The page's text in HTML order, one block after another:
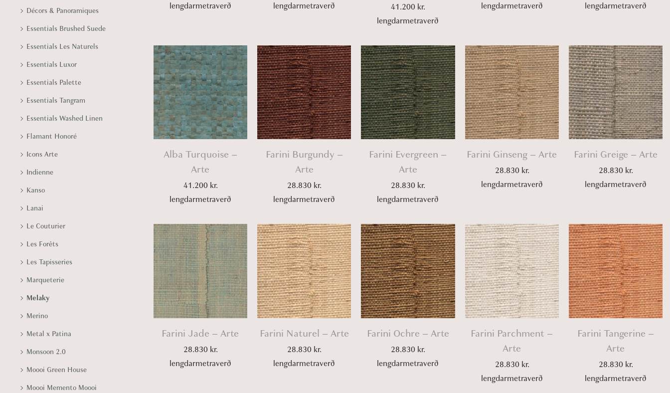
lengdarmetraverð
lengdarmetraverð
41.200 kr.
lengdarmetraverð
lengdarmetraverð
lengdarmetraverð
Alba Turquoise –
Arte
41.200 kr.
lengdarmetraverð
Farini Burgundy –
Arte
28.830 kr.
lengdarmetraverð
Farini Evergreen –
Arte
28.830 kr.
lengdarmetraverð
Farini Ginseng – Arte
28.830 kr.
lengdarmetraverð
Farini Greige – Arte
28.830 kr.
lengdarmetraverð
Farini Jade – Arte
28.830 kr.
lengdarmetraverð
Farini Naturel – Arte
28.830 kr.
lengdarmetraverð
Farini Ochre – Arte
28.830 kr.
lengdarmetraverð
Farini Parchment –
Arte
28.830 kr.
lengdarmetraverð
Farini Tangerine –
Arte
28.830 kr.
lengdarmetraverð
Décors & Panoramiques
Essentials Brushed Suede
Essentials Les Naturels
Essentials Luxor
Essentials Palette
Essentials Tangram
Essentials Washed Linen
Flamant Honoré
Icons Arte
Indienne
Kanso
Lanai
Le Couturier
Les Forêts
Les Tapisseries
Marqueterie
Melaky
Merino
Metal x Patina
Monsoon 2.0
Moooi Green House
Moooi Memento Moooi